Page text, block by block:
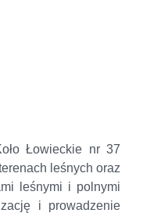
Łowieckie nr 37
leśnych oraz
leśnymi i polnymi
i prowadzenie